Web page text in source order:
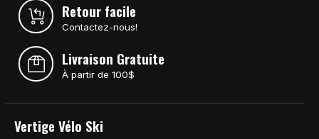
Retour facile
Contactez-nous!
Livraison Gratuite
À partir de 100$
Vertige Vélo Ski